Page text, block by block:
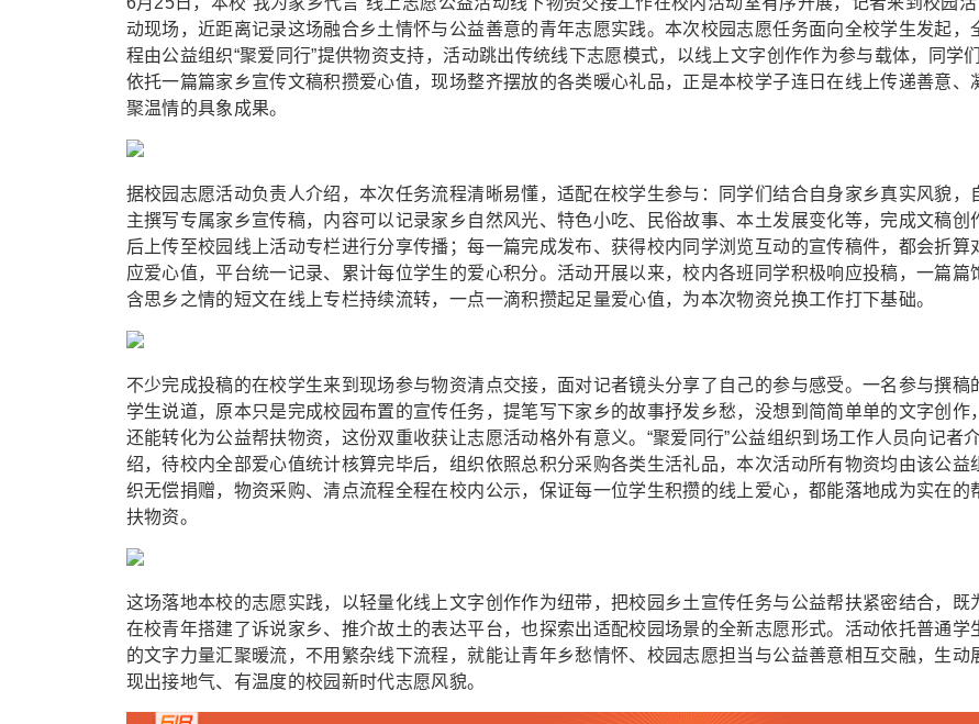
动现场，近距离记录这场融合乡土情怀与公益善意的青年志愿实践。本次校园志愿任务面向全校学生发起，
程由公益组织“聚爱同行”提供物资支持，活动跳出传统线下志愿模式，以线上文字创作作为参与载体，同学们
依托一篇篇家乡宣传文稿积攒爱心值，现场整齐摆放的各类暖心礼品，正是本校学子连日在线上传递善意、
聚温情的具象成果。
据校园志愿活动负责人介绍，本次任务流程清晰易懂，适配在校学生参与：同学们结合自身家乡真实风貌，
主撰写专属家乡宣传稿，内容可以记录家乡自然风光、特色小吃、民俗故事、本土发展变化等，完成文稿创
后上传至校园线上活动专栏进行分享传播；每一篇完成发布、获得校内同学浏览互动的宣传稿件，都会折算
应爱心值，平台统一记录、累计每位学生的爱心积分。活动开展以来，校内各班同学积极响应投稿，一篇篇
含思乡之情的短文在线上专栏持续流转，一点一滴积攒起足量爱心值，为本次物资兑换工作打下基础。
不少完成投稿的在校学生来到现场参与物资清点交接，面对记者镜头分享了自己的参与感受。一名参与撰稿
学生说道，原本只是完成校园布置的宣传任务，提笔写下家乡的故事抒发乡愁，没想到简简单单的文字创作，
还能转化为公益帮扶物资，这份双重收获让志愿活动格外有意义。“聚爱同行”公益组织到场工作人员向记者
绍，待校内全部爱心值统计核算完毕后，组织依照总积分采购各类生活礼品，本次活动所有物资均由该公益
织无偿捐赠，物资采购、清点流程全程在校内公示，保证每一位学生积攒的线上爱心，都能落地成为实在的
扶物资。
这场落地本校的志愿实践，以轻量化线上文字创作作为纽带，把校园乡土宣传任务与公益帮扶紧密结合，既
在校青年搭建了诉说家乡、推介故土的表达平台，也探索出适配校园场景的全新志愿形式。活动依托普通学
的文字力量汇聚暖流，不用繁杂线下流程，就能让青年乡愁情怀、校园志愿担当与公益善意相互交融，生动
现出接地气、有温度的校园新时代志愿风貌。